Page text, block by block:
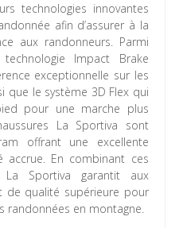
technologies innovantes
afin d’assurer à la
aux randonneurs. Parmi
Impact Brake
exceptionnelle sur les
que le système 3D Flex qui
pour une marche plus
La Sportiva sont
offrant une excellente
accrue. En combinant ces
Sportiva garantit aux
de qualité supérieure pour
randonnées en montagne.